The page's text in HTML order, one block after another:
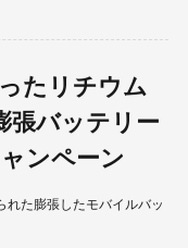
たリチウム
張バッテリー
ンペーン
れた膨張したモバイルバッ